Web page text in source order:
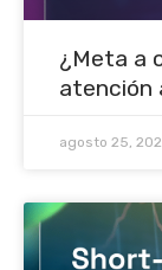
¿Meta a
atención
agosto 25,